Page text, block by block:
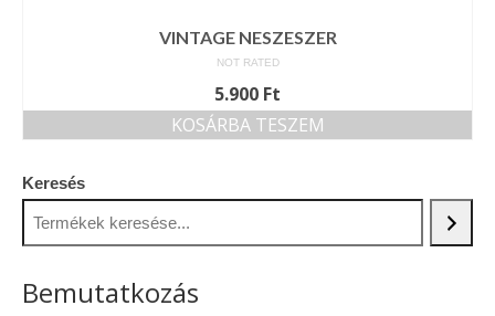
Vásárok, ahol velem is találkozhattál…
A termékek tisztítása
VINTAGE NESZESZER
NOT RATED
5.900 Ft
KOSÁRBA TESZEM
Keresés
Bemutatkozás